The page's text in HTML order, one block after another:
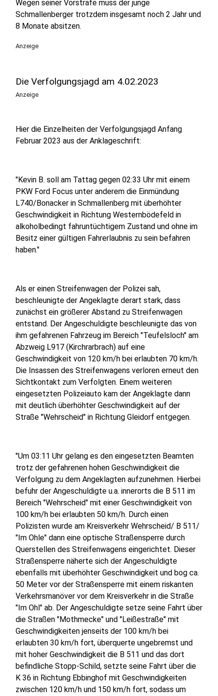
Wegen seiner Vorstrafe muss der junge
Schmallenberger trotzdem insgesamt noch 2 Jahr und
8 Monate absitzen.
Anzeige
Die Verfolgungsjagd am 4.02.2023
Anzeige
Hier die Einzelheiten der Verfolgungsjagd Anfang
Februar 2023 aus der Anklageschrift:
"Kevin B. soll am Tattag gegen 02:33 Uhr mit einem
PKW Ford Focus unter anderem die Einmündung
L740/Bonacker in Schmallenberg mit überhöhter
Geschwindigkeit in Richtung Westernbödefeld in
alkoholbedingt fahruntüchtigem Zustand und ohne im
Besitz einer gültigen Fahrerlaubnis zu sein befahren
haben."
Als er einen Streifenwagen der Polizei sah,
beschleunigte der Angeklagte derart stark, dass
zunächst ein größerer Abstand zu Streifenwagen
entstand. Der Angeschuldigte beschleunigte das von
ihm gefahrenen Fahrzeug im Bereich "Teufelsloch" am
Abzweig L917 (Kirchrarbrach) auf eine
Geschwindigkeit von 120 km/h bei erlaubten 70 km/h.
Die Insassen des Streifenwagens verloren erneut den
Sichtkontakt zum Verfolgten. Einem weiteren
eingesetzten Polizeiauto kam der Angeklagte dann
mit deutlich überhöhter Geschwindigkeit auf der
Straße "Wehrscheid" in Richtung Gleidorf entgegen.
"Um 03:11 Uhr gelang es den eingesetzten Beamten
trotz der gefahrenen hohen Geschwindigkeit die
Verfolgung zu dem Angeklagten aufzunehmen. Hierbei
befuhr der Angeschuldigte u.a. innerorts die B 511 im
Bereich "Wehrscheid" mit einer Geschwindigkeit von
100 km/h bei erlaubten 50 km/h. Durch einen
Polizisten wurde am Kreisverkehr Wehrscheid/ B 511/
"Im Ohle" dann eine optische Straßensperre durch
Querstellen des Streifenwagens eingerichtet. Dieser
Straßensperre näherte sich der Angeschuldigte
ebenfalls mit überhöhter Geschwindigkeit und bog ca.
50 Meter vor der Straßensperre mit einem riskanten
Verkehrsmanöver vor dem Kreisverkehr in die Straße
"Im Ohl" ab. Der Angeschuldigte setze seine Fahrt über
die Straßen "Mothmecke" und "Leißestraße" mit
Geschwindigkeiten jenseits der 100 km/h bei
erlaubten 30 km/h fort, überquerte ungebremst und
mit hoher Geschwindigkeit die B 511 und das dort
befindliche Stopp-Schild, setzte seine Fahrt über die
K 36 in Richtung Ebbinghof mit Geschwindigkeiten
zwischen 120 km/h und 150 km/h fort, sodass um